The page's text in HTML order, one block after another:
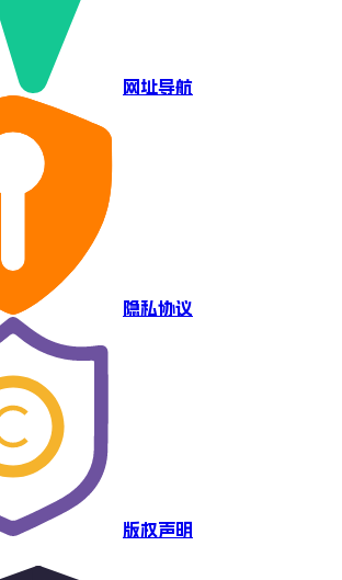
网址导航
隐私协议
版权声明